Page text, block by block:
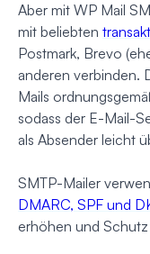
Aber mit WP Mail
mit beliebten
Postmark, Brevo
anderen verbinden.
Mails
sodass der E-Mail-
als Absender leicht
SMTP-Mailer
DMARC, SPF und
erhöhen und